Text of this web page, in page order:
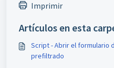
Imprimir
Artículos en esta
Script - Abrir el formulario
prefiltrado